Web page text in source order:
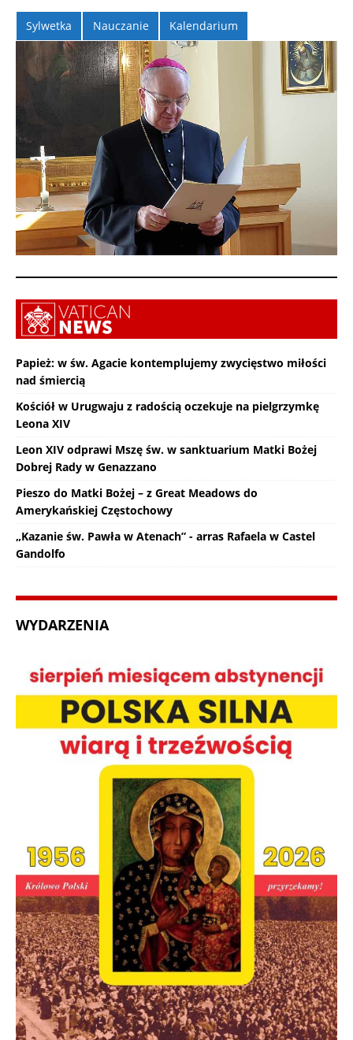
Sylwetka Nauczanie Kalendarium
Papież: w św. Agacie kontemplujemy zwycięstwo miłości
nad śmiercią
Kościół w Urugwaju z radością oczekuje na pielgrzymkę
Leona XIV
Leon XIV odprawi Mszę św. w sanktuarium Matki Bożej
Dobrej Rady w Genazzano
Pieszo do Matki Bożej – z Great Meadows do
Amerykańskiej Częstochowy
„Kazanie św. Pawła w Atenach” - arras Rafaela w Castel
Gandolfo
WYDARZENIA